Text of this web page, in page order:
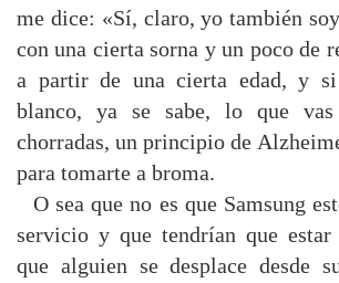
me dice: «Sí, claro, yo también
con una cierta sorna y un poco de
a partir de una cierta edad, y
blanco, ya se sabe, lo que
chorradas, un principio de
para tomarte a broma.
O sea que no es que Samsung
servicio y que tendrían que estar
que alguien se desplace desde